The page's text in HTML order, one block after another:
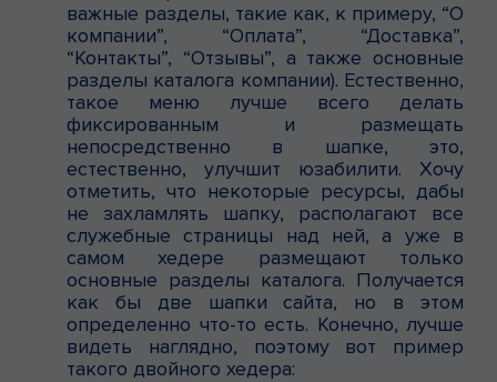
важные разделы, такие как, к примеру, “О
компании”, “Оплата”, “Доставка”,
“Контакты”, “Отзывы”, а также основные
разделы каталога компании). Естественно,
такое меню лучше всего делать
фиксированным и размещать
непосредственно в шапке, это,
естественно, улучшит юзабилити. Хочу
отметить, что некоторые ресурсы, дабы
не захламлять шапку, располагают все
служебные страницы над ней, а уже в
самом хедере размещают только
основные разделы каталога. Получается
как бы две шапки сайта, но в этом
определенно что-то есть. Конечно, лучше
видеть наглядно, поэтому вот пример
такого двойного хедера: